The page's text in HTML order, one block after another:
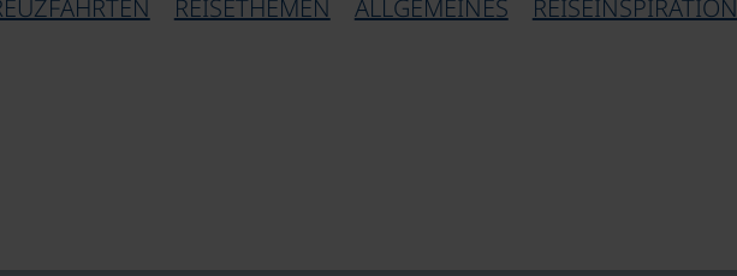
REISETHEMEN ALLGEMEINES REISEINSPIRATION